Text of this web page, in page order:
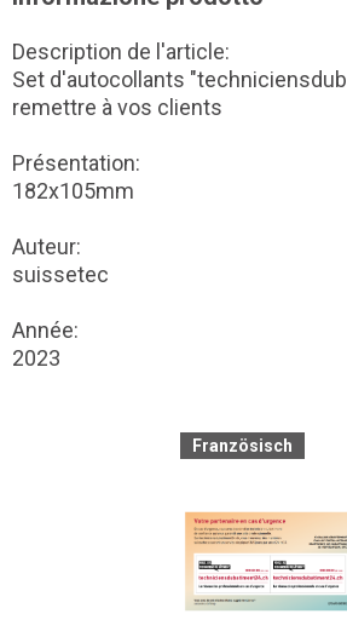
Description de l'article:
Set d'autocollants
remettre à vos clients
Présentation:
182x105mm
Auteur:
suissetec
Année:
2023
Französisch